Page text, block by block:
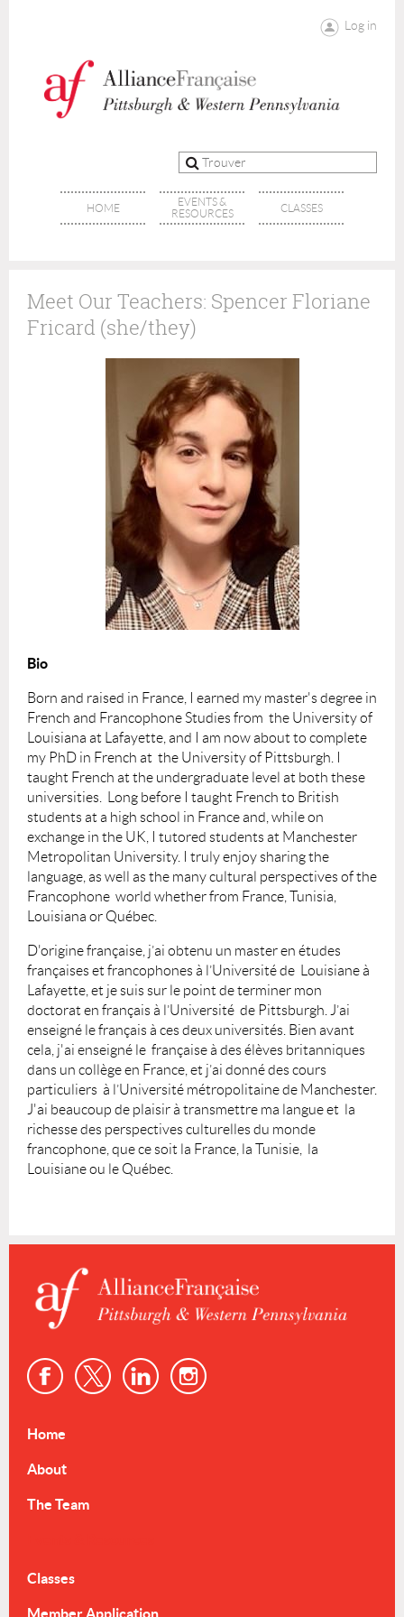
Log in
HOME
EVENTS &
RESOURCES
CLASSES
Meet Our Teachers: Spencer Floriane
Fricard (she/they)
Bio
Born and raised in France, I earned my master's degree in
French and Francophone Studies from the University of
Louisiana at Lafayette, and I am now about to complete
my PhD in French at the University of Pittsburgh. I
taught French at the undergraduate level at both these
universities. Long before I taught French to British
students at a high school in France and, while on
exchange in the UK, I tutored students at Manchester
Metropolitan University. I truly enjoy sharing the
language, as well as the many cultural perspectives of the
Francophone world­ whether from France, Tunisia,
Louisiana or Québec.
D'origine française, j’ai obtenu un master en études
françaises et francophones à l’Université de Louisiane à
Lafayette, et je suis sur le point de terminer mon
doctorat en français à l’Université de Pittsburgh. J’ai
enseigné le français à ces deux universités. Bien avant
cela, j'ai enseigné le française à des élèves britanniques
dans un collège en France, et j’ai donné des cours
particuliers à l’Université métropolitaine de Manchester.
J'ai beaucoup de plaisir à transmettre ma langue et la
richesse des perspectives culturelles du monde
francophone, que ce soit la France, la Tunisie, la
Louisiane ou le Québec.
Home
About
The Team
Classes
Member Application